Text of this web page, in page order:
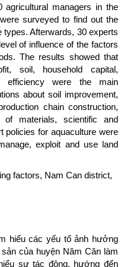
agricultural managers in the
surveyed to find out the
types. Afterwards, 30 experts
of influence of the factors
The results showed that
soil, household capital,
efficiency were the main
about soil improvement,
chain construction,
of materials, scientific and
policies for aquaculture were
exploit and use land
factors, Nam Can district,
hiểu các yếu tố ảnh hưởng
của huyện Năm Căn làm
sự tác động, hướng đến